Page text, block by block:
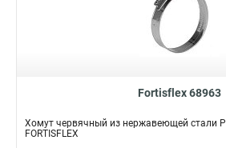
Fortisflex 68963
Хомут червячный из нержавеющей стали
FORTISFLEX